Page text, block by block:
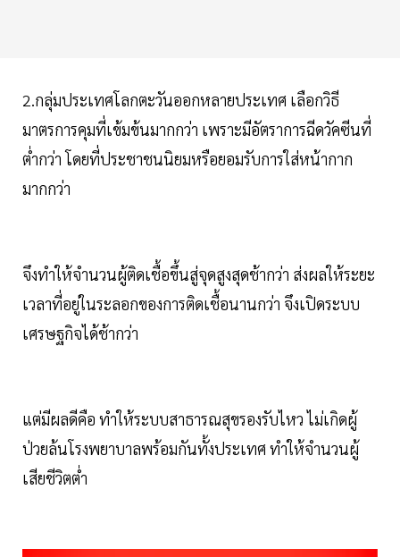
2.กลุ่มประเทศโลกตะวันออกหลายประเทศ เลือกวิธี
มาตรการคุมที่เข้มข้นมากกว่า เพราะมีอัตราการฉีดวัคซีนที่
ต่ำกว่า โดยที่ประชาชนนิยมหรือยอมรับการใส่หน้ากาก
มากกว่า
จึงทำให้จำนวนผู้ติดเชื้อขึ้นสู่จุดสูงสุดช้ากว่า ส่งผลให้ระยะ
เวลาที่อยู่ในระลอกของการติดเชื้อนานกว่า จึงเปิดระบบ
เศรษฐกิจได้ช้ากว่า
แต่มีผลดีคือ ทำให้ระบบสาธารณสุขรองรับไหว ไม่เกิดผู้
ป่วยล้นโรงพยาบาลพร้อมกันทั้งประเทศ ทำให้จำนวนผู้
เสียชีวิตต่ำ